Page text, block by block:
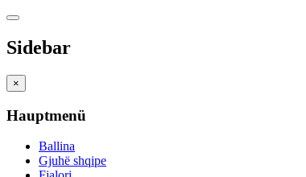
Sidebar
×
Hauptmenü
Ballina
Gjuhë shqipe